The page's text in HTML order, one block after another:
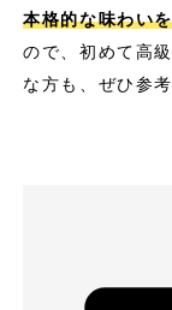
本格的な味わい
ので、初めて高
な方も、ぜひ参